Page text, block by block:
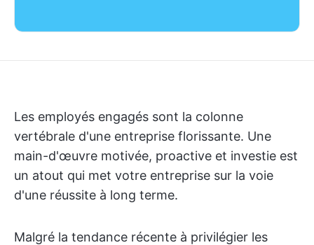
Les employés engagés sont la colonne
vertébrale d'une entreprise florissante. Une
main-d'œuvre motivée, proactive et investie est
un atout qui met votre entreprise sur la voie
d'une réussite à long terme.
Malgré la tendance récente à privilégier les